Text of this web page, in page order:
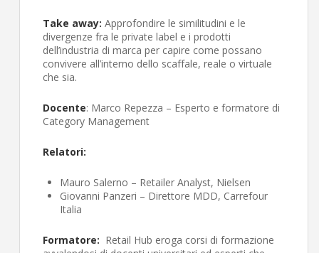
Take away: Approfondire le similitudini e le
divergenze fra le private label e i prodotti
dell’industria di marca per capire come possano
convivere all’interno dello scaffale, reale o virtuale
che sia.
Docente: Marco Repezza – Esperto e formatore di
Category Management
Relatori:
Mauro Salerno – Retailer Analyst, Nielsen
Giovanni Panzeri – Direttore MDD, Carrefour
Italia
Formatore: Retail Hub eroga corsi di formazione